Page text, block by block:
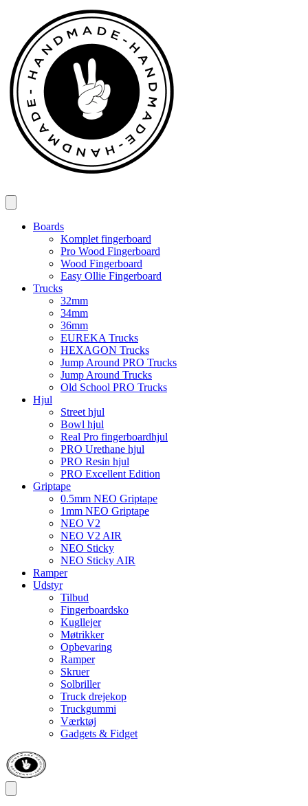
indhold
Boards
Komplet fingerboard
Pro Wood Fingerboard
Wood Fingerboard
Easy Ollie Fingerboard
Trucks
32mm
34mm
36mm
EUREKA Trucks
HEXAGON Trucks
Jump Around PRO Trucks
Jump Around Trucks
Old School PRO Trucks
Hjul
Street hjul
Bowl hjul
Real Pro fingerboardhjul
PRO Urethane hjul
PRO Resin hjul
PRO Excellent Edition
Griptape
0.5mm NEO Griptape
1mm NEO Griptape
NEO V2
NEO V2 AIR
NEO Sticky
NEO Sticky AIR
Ramper
Udstyr
Tilbud
Fingerboardsko
Kugllejer
Møtrikker
Opbevaring
Ramper
Skruer
Solbriller
Truck drejekop
Truckgummi
Værktøj
Gadgets & Fidget